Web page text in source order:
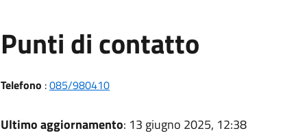
Punti di contatto
Telefono :085/980410
Ultimo aggiornamento: 13 giugno 2025, 12:38